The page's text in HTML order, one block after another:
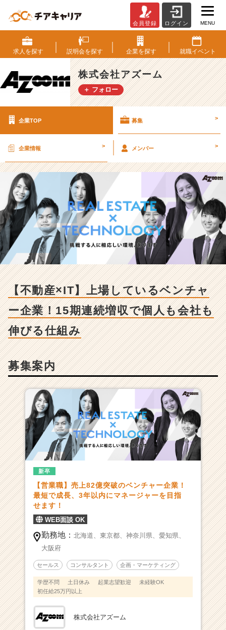
式
会
社
ア
ズ
ー
用/
-
【不
動
産
×
I
T】
場
る
ン
1
5
期
連
続
増
収
個
も
会
も
伸
び
組
み
ベ
チ
会員登録 ログイン MENU
求人を探す 説明会を探す 企業を探す 就職イベント
株式会社アズーム
＋ フォロー
企業TOP 募集 >
企業情報 > メンバー >
【不動産×IT】上場しているベンチャ
ー企業！15期連続増収で個人も会社も
伸びる仕組み
募集案内
新卒
【営業職】売上82億突破のベンチャー企業！
最短で成長、3年以内にマネージャーを目指
せます！
WEB面談 OK
勤務地： 北海道、 東京都、 神奈川県、 愛知県、
大阪府
セールス コンサルタント 企画・マーケティング
学歴不問 土日休み 起業志望歓迎
未経験OK
初任給25万円以上
株式会社アズーム